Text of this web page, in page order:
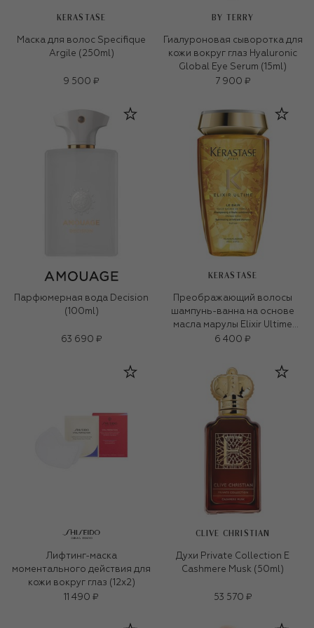
KERASTASE
Маска для волос Specifique
Argile (250ml)
9 500 ₽
BY TERRY
Гиалуроновая сыворотка для
кожи вокруг глаз Hyaluronic
Global Eye Serum (15ml)
7 900 ₽
Парфюмерная вода Decision
(100ml)
63 690 ₽
KERASTASE
Преображающий волосы
шампунь-ванна на основе
масла марулы Elixir Ultime
(250ml)
6 400 ₽
Лифтинг-маска
моментального действия для
кожи вокруг глаз (12x2)
11 490 ₽
CLIVE CHRISTIAN
Духи Private Collection E
Cashmere Musk (50ml)
53 570 ₽